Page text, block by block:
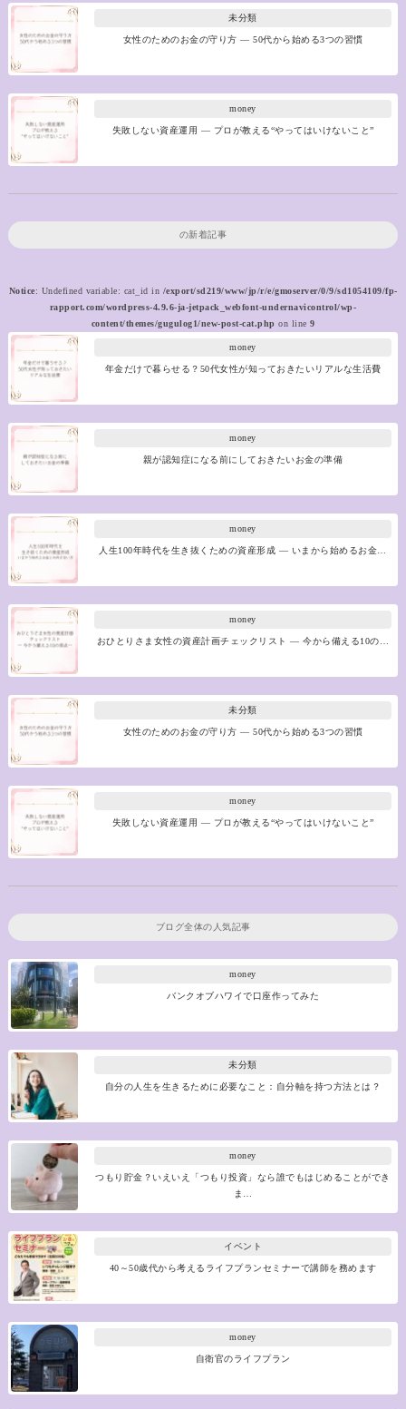
未分類
女性のためのお金の守り方 ― 50代から始める3つの習慣
money
失敗しない資産運用 ― プロが教える“やってはいけないこと”
の新着記事
Notice: Undefined variable: cat_id in /export/sd219/www/jp/r/e/gmoserver/0/9/sd1054109/fp-
rapport.com/wordpress-4.9.6-ja-jetpack_webfont-undernavicontrol/wp-
content/themes/gugulog1/new-post-cat.php on line 9
money
年金だけで暮らせる？50代女性が知っておきたいリアルな生活費
money
親が認知症になる前にしておきたいお金の準備
money
人生100年時代を生き抜くための資産形成 ― いまから始めるお金…
money
おひとりさま女性の資産計画チェックリスト ― 今から備える10の…
未分類
女性のためのお金の守り方 ― 50代から始める3つの習慣
money
失敗しない資産運用 ― プロが教える“やってはいけないこと”
ブログ全体の人気記事
money
バンクオブハワイで口座作ってみた
未分類
自分の人生を生きるために必要なこと：自分軸を持つ方法とは？
money
つもり貯金？いえいえ「つもり投資」なら誰でもはじめることができ
ま…
イベント
40～50歳代から考えるライフプランセミナーで講師を務めます
money
自衛官のライフプラン